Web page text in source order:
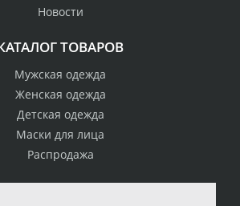
Новости
ТОВАРОВ
Мужская одежда
Женская одежда
Детская одежда
Маски для лица
Распродажа